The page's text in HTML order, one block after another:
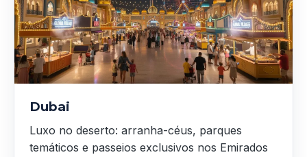
Dubai
Luxo no deserto: arranha-céus, parques
temáticos e passeios exclusivos nos Emirados